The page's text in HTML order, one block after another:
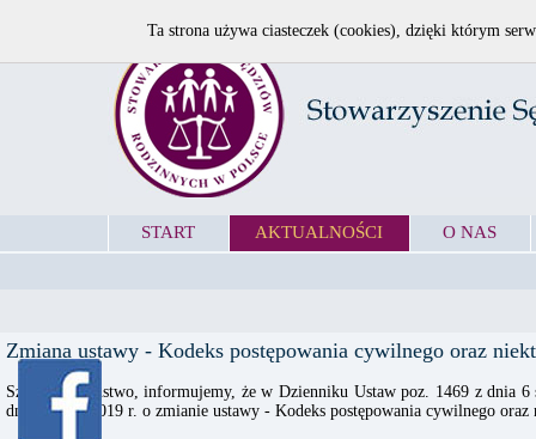
START AKTUALNOŚCI O NAS
Zmiana ustawy - Kodeks postępowania cywilnego oraz
Szanowni Państwo, informujemy, że w Dzienniku Ustaw poz. 1469 z dnia 6
dnia 4 lipca 2019 r. o zmianie ustawy - Kodeks postępowania cywilnego
Ta strona używa ciasteczek (cookies), dzięki którym